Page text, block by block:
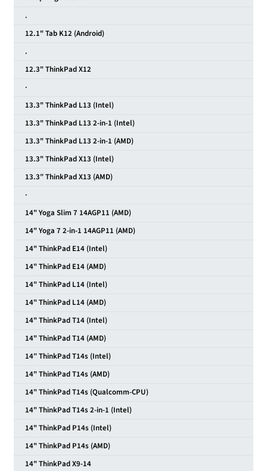
.
12.1" Tab K12 (Android)
.
12.3" ThinkPad X12
·
13.3" ThinkPad L13 (Intel)
13.3" ThinkPad L13 2-in-1 (Intel)
13.3" ThinkPad L13 2-in-1 (AMD)
13.3" ThinkPad X13 (Intel)
13.3″ ThinkPad X13 (AMD)
·
14" Yoga Slim 7 14AGP11 (AMD)
14" Yoga 7 2-in-1 14AGP11 (AMD)
14" ThinkPad E14 (Intel)
14" ThinkPad E14 (AMD)
14" ThinkPad L14 (Intel)
14" ThinkPad L14 (AMD)
14" ThinkPad T14 (Intel)
14" ThinkPad T14 (AMD)
14″ ThinkPad T14s (Intel)
14" ThinkPad T14s (AMD)
14" ThinkPad T14s (Qualcomm-CPU)
14" ThinkPad T14s 2-in-1 (Intel)
14" ThinkPad P14s (Intel)
14" ThinkPad P14s (AMD)
14" ThinkPad X9-14